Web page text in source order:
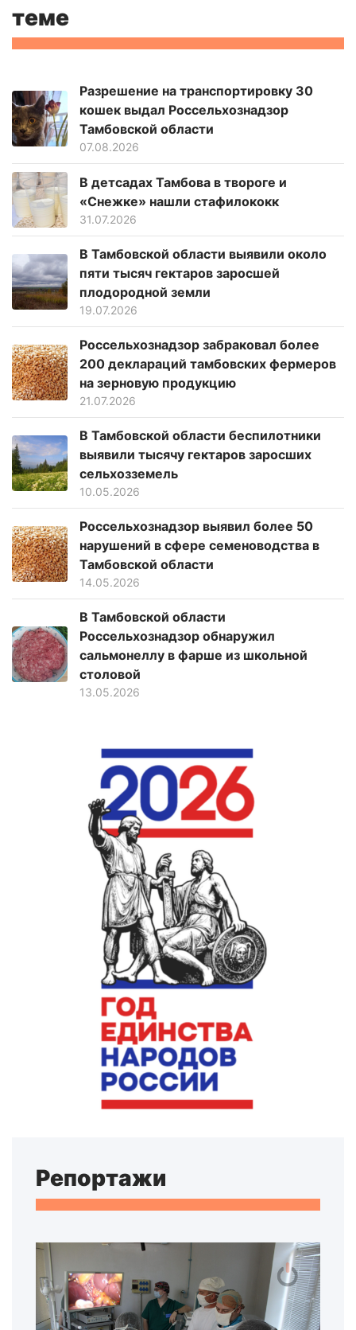
теме
Разрешение на транспортировку 30
кошек выдал Россельхознадзор
Тамбовской области
07.08.2026
В детсадах Тамбова в твороге и
«Снежке» нашли стафилококк
31.07.2026
В Тамбовской области выявили около
пяти тысяч гектаров заросшей
плодородной земли
19.07.2026
Россельхознадзор забраковал более
200 деклараций тамбовских фермеров
на зерновую продукцию
21.07.2026
В Тамбовской области беспилотники
выявили тысячу гектаров заросших
сельхозземель
10.05.2026
Россельхознадзор выявил более 50
нарушений в сфере семеноводства в
Тамбовской области
14.05.2026
В Тамбовской области
Россельхознадзор обнаружил
сальмонеллу в фарше из школьной
столовой
13.05.2026
Репортажи